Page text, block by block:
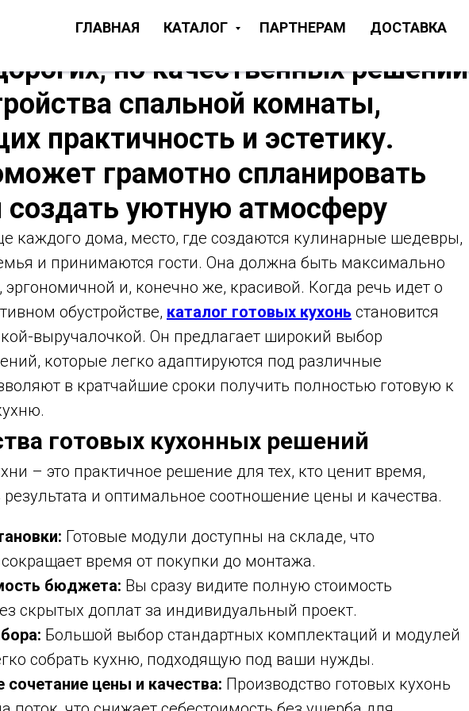
ГЛАВНАЯ КАТАЛОГ ПАРТНЕРАМ ДОСТАВКА
но качественных решений
спальной комнаты,
практичность и эстетику.
грамотно спланировать
создать уютную атмосферу
каждого дома, место, где создаются кулинарные шедевры,
и принимаются гости. Она должна быть максимально
и, конечно же, красивой. Когда речь идет о
обустройстве, каталог готовых кухонь становится
выручалочкой. Он предлагает широкий выбор
которые легко адаптируются под различные
в кратчайшие сроки получить полностью готовую к
готовых кухонных решений
– это практичное решение для тех, кто ценит время,
результата и оптимальное соотношение цены и качества.
Готовые модули доступны на складе, что
время от покупки до монтажа.
бюджета: Вы сразу видите полную стоимость
скрытых доплат за индивидуальный проект.
Большой выбор стандартных комплектаций и модулей
собрать кухню, подходящую под ваши нужды.
сочетание цены и качества: Производство готовых кухонь